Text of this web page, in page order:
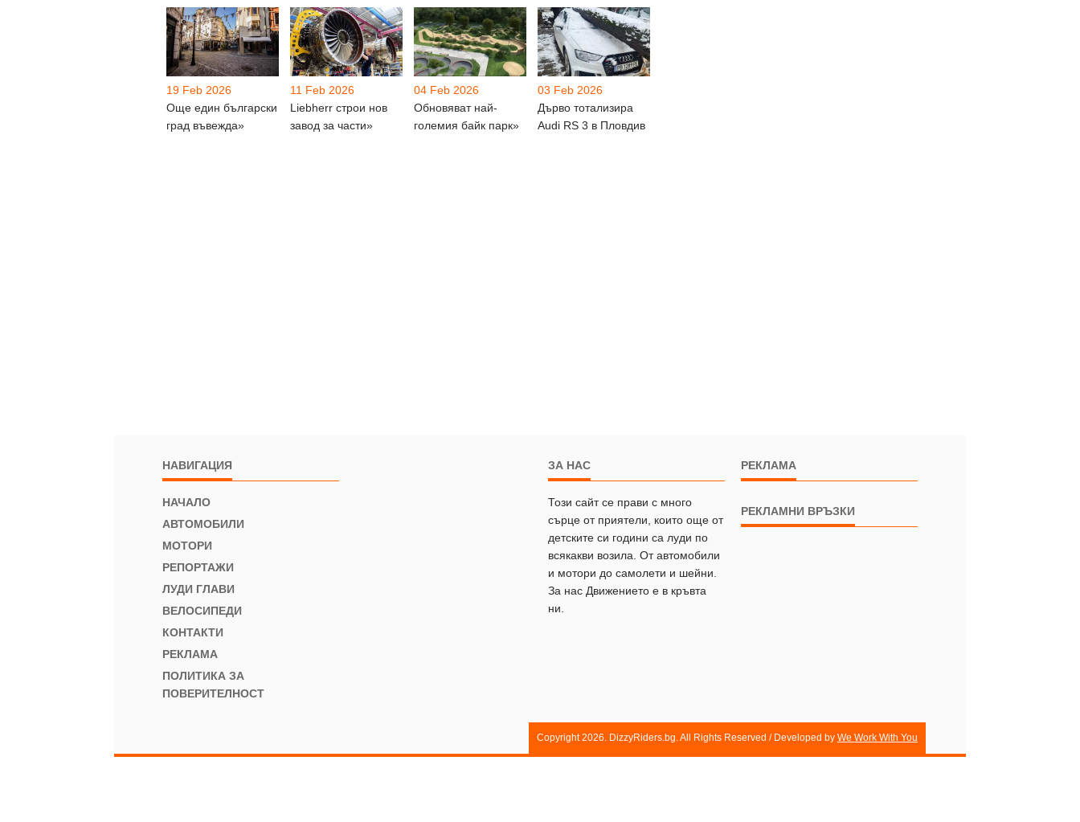
19 Feb 2026
Още един български
град въвежда»
11 Feb 2026
Liebherr строи нов
завод за части»
04 Feb 2026
Обновяват най-
големия байк парк»
03 Feb 2026
Дърво тотализира
Audi RS 3 в Пловдив
НАВИГАЦИЯ
НАЧАЛО
АВТОМОБИЛИ
МОТОРИ
РЕПОРТАЖИ
ЛУДИ ГЛАВИ
ВЕЛОСИПЕДИ
КОНТАКТИ
РЕКЛАМА
ПОЛИТИКА ЗА
ПОВЕРИТЕЛНОСТ
ЗА НАС
Този сайт се прави с много
сърце от приятели, които още от
детските си години са луди по
всякакви возила. От автомобили
и мотори до самолети и шейни.
За нас Движението е в кръвта
ни.
РЕКЛАМА
РЕКЛАМНИ ВРЪЗКИ
Copyright 2026. DizzyRiders.bg. All Rights Reserved / Developed by We Work With You